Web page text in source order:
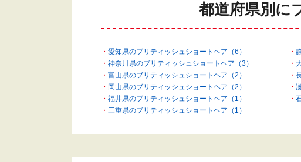
都道府県別に
愛知県のブリティッシュショートヘア（6）
神奈川県のブリティッシュショートヘア（3）
富山県のブリティッシュショートヘア（2）
岡山県のブリティッシュショートヘア（2）
福井県のブリティッシュショートヘア（1）
三重県のブリティッシュショートヘア（1）